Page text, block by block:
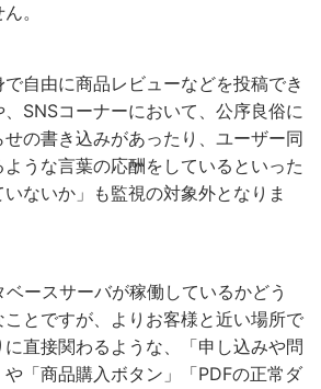
。
自由に商品レビューなどを投稿でき
SNSコーナーにおいて、公序良俗に
の書き込みがあったり、ユーザー同
うな言葉の応酬をしているといった
ないか」も監視の対象外となりま
ースサーバが稼働しているかどう
とですが、よりお客様と近い場所で
直接関わるような、「申し込みや問
「商品購入ボタン」「PDFの正常ダ